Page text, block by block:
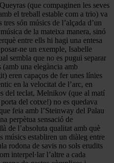
(que compaginen les seves
el treball estable com a trio) va
són músics de l’alçada d’un
de la mateixa manera, sinó
entre ells hi hagi una entesa
ne un exemple, Isabelle
sembla que no es pugui separar
una elegància amb
eren capaços de fer unes línies
en la velocitat de l’arc, en
del teclat, Melnikov (que al matí
del cotxe!) no es quedava
feia amb l’Steinway del Palau
perpètua sensació de
de l’absoluta qualitat amb què
músics establiren un diàleg entre
rodona de savis no sols erudits
interpel·lar l’altre a cada